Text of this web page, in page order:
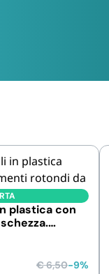
plastica con
€6,50-9%